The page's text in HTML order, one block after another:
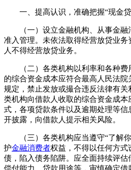
一、提高认识，准确把握“现金贷
（一）设立金融机构、从事金融
准入管理。未依法取得经营放贷业务
人不得经营放贷业务。
（二）各类机构以利率和各种费
的综合资金成本应符合最高人民法院
规定，禁止发放或撮合违反法律有关
类机构向借款人收取的综合资金成本
式，各项贷款条件以及逾期处理等信
开披露，向借款人提示相关风险。
（三）各类机构应当遵守“了解你
护金融消费者权益，不得以任何方式
债，陷入债务陷阱。应全面持续评估
偿付能力、贷款用途等，审慎确定借